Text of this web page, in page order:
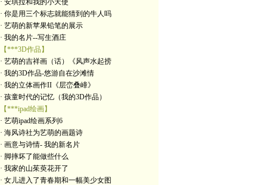
· 安琪拉和我的小天使
· 你是用三个标志就能猜到的牛人吗
· 艺萌的新苹果铅笔的展示
· 我的名片--写生酒庄
【***3D作品】
· 艺萌的吉祥画（话）《风声水起捞
· 我的3D作品-悠游自在沙滩情
· 我的立体画作II《层峦叠嶂》
· 孩童时代的记忆（我的3D作品）
【***ipad绘画】
· 艺萌ipad绘画系列6
· 海风诗社为艺萌的画题诗
· 画意与诗情- 我的新名片
· 脚摔坏了能做些什么
· 我家的山茱萸花开了
· 女儿进入了青春期和一幅美少女图